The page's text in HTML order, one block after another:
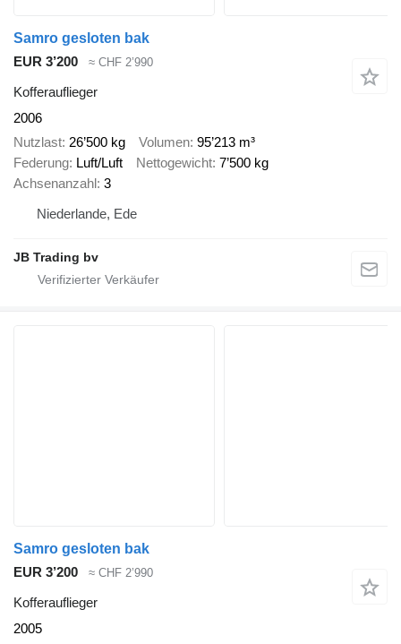
Samro gesloten bak
EUR 3’200
≈ CHF 2’990
Kofferauflieger
2006
Nutzlast 26’500 kg Volumen 95’213 m³
Federung Luft/Luft Nettogewicht 7’500 kg
Achsenanzahl 3
Niederlande, Ede
JB Trading bv
Samro gesloten bak
EUR 3’200
≈ CHF 2’990
Kofferauflieger
2005